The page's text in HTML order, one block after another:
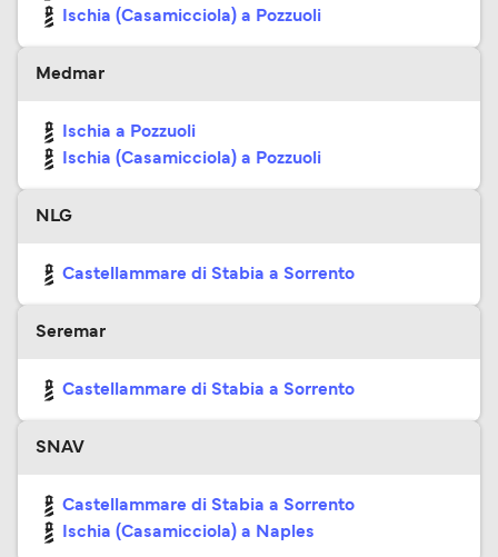
Ischia (Casamicciola) a Pozzuoli
Medmar
Ischia a Pozzuoli
Ischia (Casamicciola) a Pozzuoli
NLG
Castellammare di Stabia a Sorrento
Seremar
Castellammare di Stabia a Sorrento
SNAV
Castellammare di Stabia a Sorrento
Ischia (Casamicciola) a Naples